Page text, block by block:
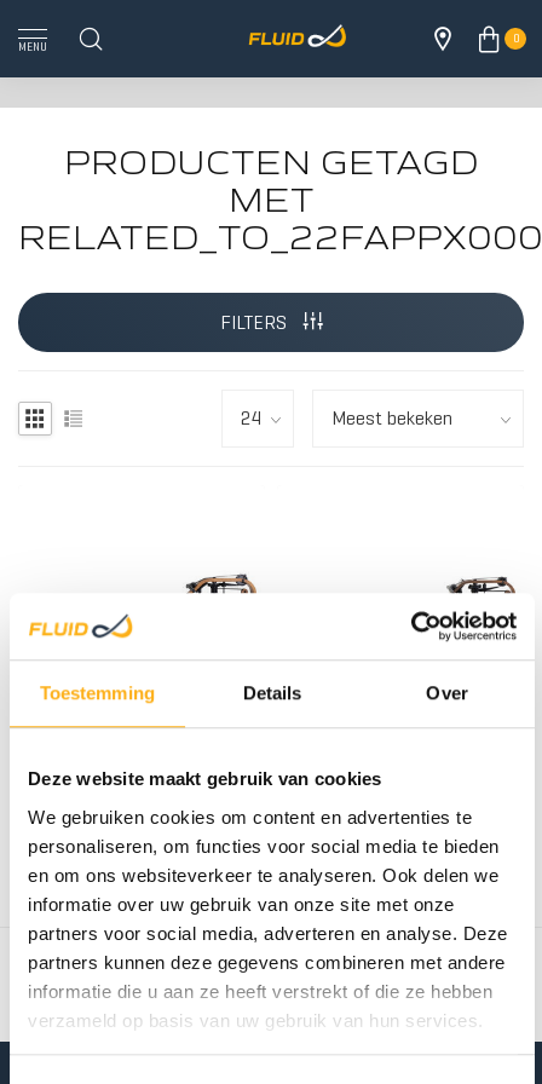
Toestemming Details Over
Deze website maakt gebruik van cookies
We gebruiken cookies om content en advertenties te
personaliseren, om functies voor social media te bieden
en om ons websiteverkeer te analyseren. Ook delen we
informatie over uw gebruik van onze site met onze
partners voor social media, adverteren en analyse. Deze
partners kunnen deze gegevens combineren met andere
informatie die u aan ze heeft verstrekt of die ze hebben
verzameld op basis van uw gebruik van hun services.
ALLE
MENU
0
PRODUCTEN GETAGD
MET
RELATED_TO_22FAPPX000
FILTERS
VIKING PRO XL
€2.399,00
Op voorraad
VIKING 3 XL
€2.139,00
Op voorraad
Toon - 2van 2